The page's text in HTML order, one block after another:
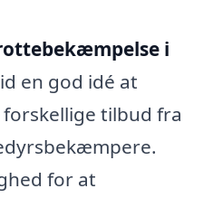
i
en god idé at
tilbud fra
for at